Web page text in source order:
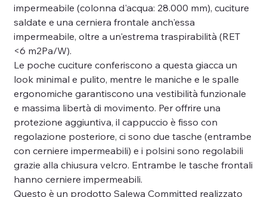
impermeabile (colonna d'acqua: 28.000 mm), cuciture
saldate e una cerniera frontale anch'essa
impermeabile, oltre a un'estrema traspirabilità (RET
<6 m2Pa/W).
Le poche cuciture conferiscono a questa giacca un
look minimal e pulito, mentre le maniche e le spalle
ergonomiche garantiscono una vestibilità funzionale
e massima libertà di movimento. Per offrire una
protezione aggiuntiva, il cappuccio è fisso con
regolazione posteriore, ci sono due tasche (entrambe
con cerniere impermeabili) e i polsini sono regolabili
grazie alla chiusura velcro. Entrambe le tasche frontali
hanno cerniere impermeabili.
Questo è un prodotto Salewa Committed realizzato